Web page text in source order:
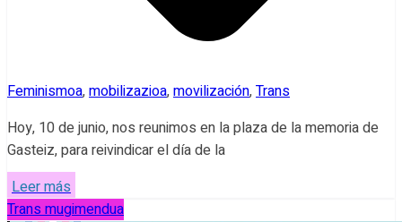
Feminismoa,mobilizazioa,movilización,Trans
Hoy, 10 de junio, nos reunimos en la plaza de la memoria de
Gasteiz, para reivindicar el día de la
Leer más
Trans mugimendua